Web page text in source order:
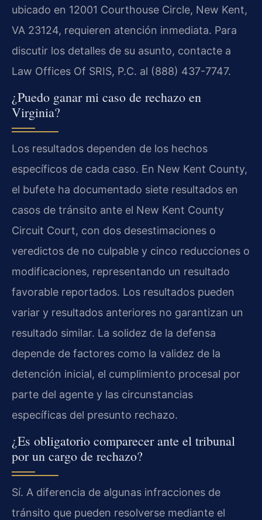
ubicado en 12001 Courthouse Circle, New Kent,
VA 23124, requieren atención inmediata. Para
discutir los detalles de su asunto, contacte a
Law Offices Of SRIS, P.C. al (888) 437-7747.
¿Puedo ganar mi caso de rechazo en
Virginia?
Los resultados dependen de los hechos
específicos de cada caso. En New Kent County,
el bufete ha documentado siete resultados en
casos de tránsito ante el New Kent County
Circuit Court, con dos desestimaciones o
veredictos de no culpable y cinco reducciones o
modificaciones, representando un resultado
favorable reportados. Los resultados pueden
variar y resultados anteriores no garantizan un
resultado similar. La solidez de la defensa
depende de factores como la validez de la
detención inicial, el cumplimiento procesal por
parte del agente y las circunstancias
específicas del presunto rechazo.
¿Es obligatorio comparecer ante el tribunal
por un cargo de rechazo?
Sí. A diferencia de algunas infracciones de
tránsito que pueden resolverse mediante el